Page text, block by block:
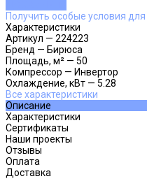
Получить особые условия
Характеристики
Артикул — 224223
Бренд — Бирюса
Площадь, м² — 50
Компрессор — Инвертор
Охлаждение, кВт — 5.28
Все характеристики
Описание
Характеристики
Сертификаты
Наши проекты
Отзывы
Оплата
Доставка